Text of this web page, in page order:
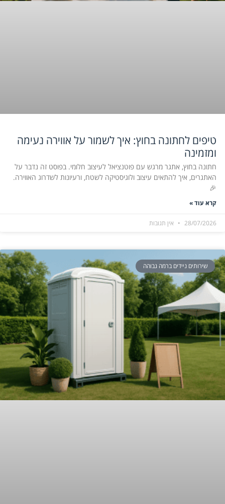
טיפים לחתונה בחוץ: איך לשמור על אווירה נעימה
ומזמינה
חתונה בחוץ, אתגר מרגש עם פוטנציאל לעיצוב חלומי. בפוסט זה נדבר על
האתגרים, איך להתאים עיצוב ולוגיסטיקה לשטח, ורעיונות לשדרוג האווירה.
🎉
קרא עוד »
28/07/2026 אין תגובות
שירותים ניידים ברמה גבוהה